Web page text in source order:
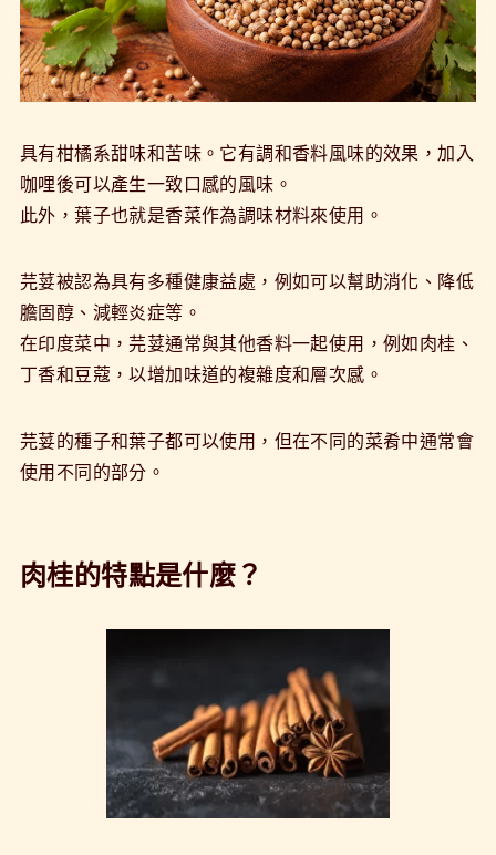
具有柑橘系甜味和苦味。它有調和香料風味的效果，加入
咖哩後可以產生一致口感的風味。
此外，葉子也就是香菜作為調味材料來使用。
芫荽被認為具有多種健康益處，例如可以幫助消化、降低
膽固醇、減輕炎症等。
在印度菜中，芫荽通常與其他香料一起使用，例如肉桂、
丁香和豆蔻，以增加味道的複雜度和層次感。
芫荽的種子和葉子都可以使用，但在不同的菜肴中通常會
使用不同的部分。
肉桂的特點是什麼？